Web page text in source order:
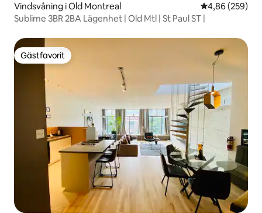
Vindsvåning i Old Montreal 4,86 av 5 i
4,86 (259)
Sublime 3BR 2BA Lägenhet | Old Mtl | St Paul ST |
Gästfavorit
Gästfavorit